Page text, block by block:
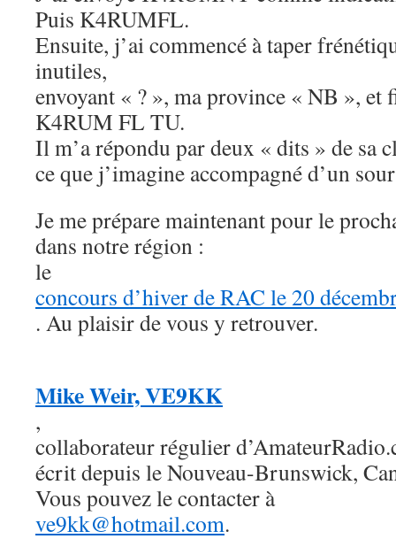
Puis K4RUMFL.
Ensuite, j’ai commencé à taper
inutiles,
envoyant « ? », ma province « NB », et
K4RUM FL TU.
Il m’a répondu par deux « dits » de sa
ce que j’imagine accompagné d’un
Je me prépare maintenant pour le
dans notre région :
le
concours d’hiver de RAC le 20
. Au plaisir de vous y retrouver.
Mike Weir, VE9KK
,
collaborateur régulier
écrit depuis le Nouveau-Brunswick,
Vous pouvez le contacter à
ve9kk@hotmail.com.